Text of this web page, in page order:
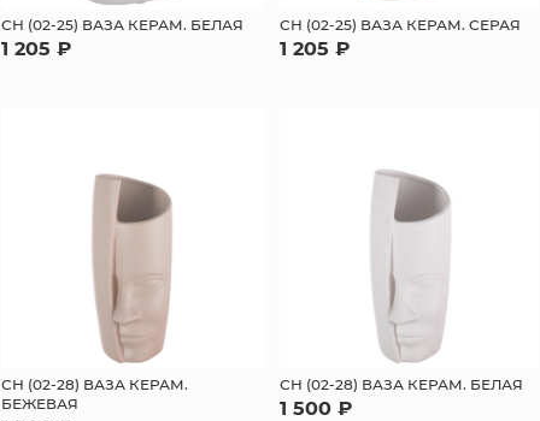
СН (02-25) ВАЗА КЕРАМ. БЕЛАЯ
1 205 ₽
СН (02-25) ВАЗА КЕРАМ. СЕРАЯ
1 205 ₽
СН (02-28) ВАЗА КЕРАМ.
БЕЖЕВАЯ
СН (02-28) ВАЗА КЕРАМ. БЕЛАЯ
1 500 ₽